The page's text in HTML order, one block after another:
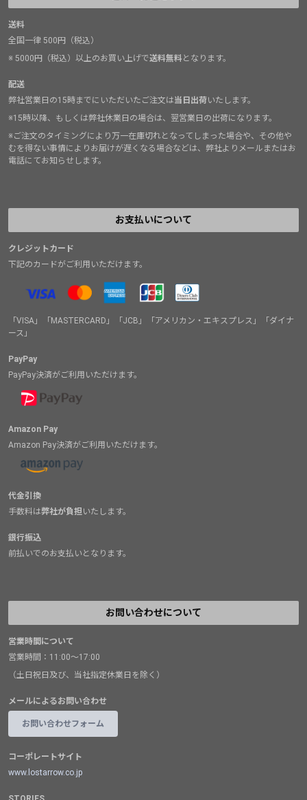
送料
全国一律 500円（税込）
※ 5000円（税込）以上のお買い上げで送料無料となります。
配送
弊社営業日の15時までにいただいたご注文は当日出荷いたします。
※15時以降、もしくは弊社休業日の場合は、翌営業日の出荷になります。
※ご注文のタイミングにより万一在庫切れとなってしまった場合や、その他や
むを得ない事情によりお届けが遅くなる場合などは、弊社よりメールまたはお
電話にてお知らせします。
お支払いについて
クレジットカード
下記のカードがご利用いただけます。
「VISA」「MASTERCARD」「JCB」「アメリカン・エキスプレス」「ダイナ
ース」
PayPay
PayPay決済がご利用いただけます。
Amazon Pay
Amazon Pay決済がご利用いただけます。
代金引換
手数料は弊社が負担 いたします。
銀行振込
前払いでのお支払いとなります。
お問い合わせについて
営業時間について
営業時間：11:00～17:00
（土日祝日及び、当社指定休業日を除く）
メールによるお問い合わせ
お問い合わせフォーム
コーポレートサイト
www.lostarrow.co.jp